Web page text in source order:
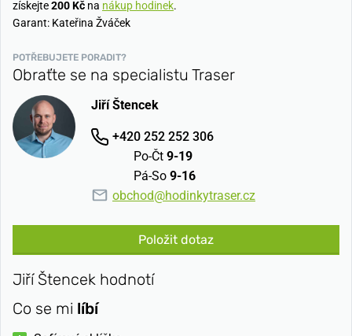
získejte200 Kč na nákup hodinek.
Garant: Kateřina Žváček
POTŘEBUJETE PORADIT?
Obraťte se na specialistu Traser
Jiří Štencek
+420 252 252 306
Po-Čt 9-19
Pá-So 9-16
obchod@hodinkytraser.cz
Položit dotaz
Jiří Štencek hodnotí
Co se mi líbí